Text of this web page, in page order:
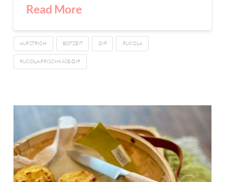
Read More
AUFSTRICH BOTZEIT DIP RUCOLA
RUCOLA-FRISCHKÄSE-DIP